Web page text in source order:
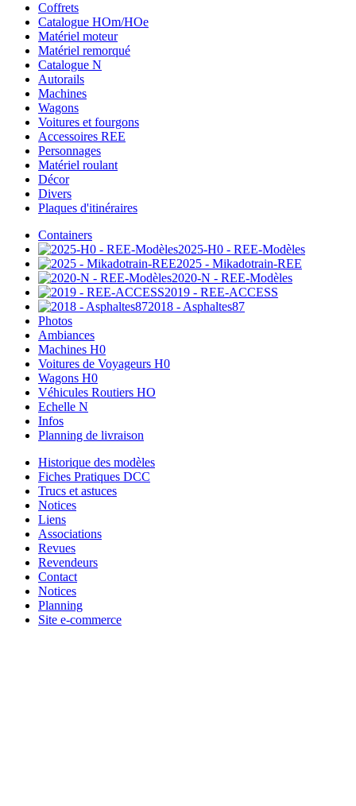
Coffrets
Catalogue HOm/HOe
Matériel moteur
Matériel remorqué
Catalogue N
Autorails
Machines
Wagons
Voitures et fourgons
Accessoires REE
Personnages
Matériel roulant
Décor
Divers
Plaques d'itinéraires
Containers
2025-H0 - REE-Modèles
2025 - Mikadotrain-REE
2020-N - REE-Modèles
2019 - REE-ACCESS
2018 - Asphaltes87
Photos
Ambiances
Machines H0
Voitures de Voyageurs H0
Wagons H0
Véhicules Routiers HO
Echelle N
Infos
Planning de livraison
Historique des modèles
Fiches Pratiques DCC
Trucs et astuces
Notices
Liens
Associations
Revues
Revendeurs
Contact
Notices
Planning
Site e-commerce